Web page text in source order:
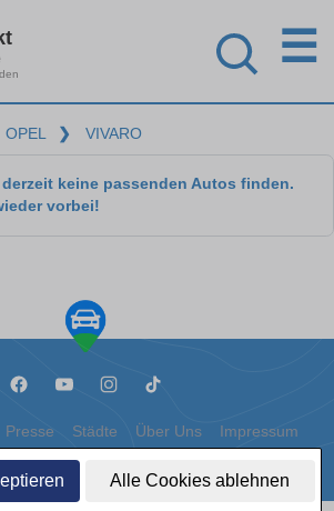
Alle Cookies ablehnen
☰
OPEL ❯ VIVARO
keine passenden Autos finden.
vorbei!
Presse Städte Über Uns Impressum
Datenschutz Cookies